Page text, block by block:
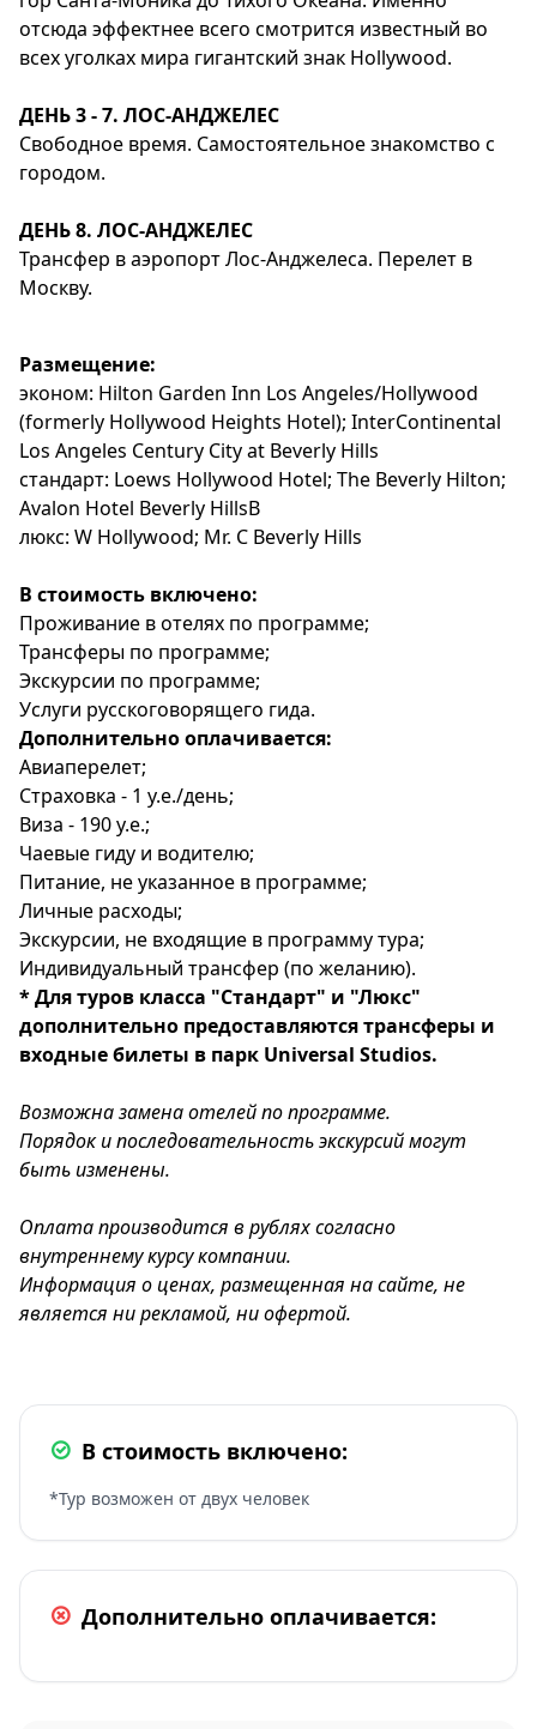
отсюда эффектнее всего смотрится известный во
всех уголках мира гигантский знак Hollywood.
ДЕНЬ 3 - 7. ЛОС-АНДЖЕЛЕС
Свободное время. Самостоятельное знакомство с
городом.
ДЕНЬ 8. ЛОС-АНДЖЕЛЕС
Трансфер в аэропорт Лос-Анджелеса. Перелет в
Москву.
Размещение:
эконом: Hilton Garden Inn Los Angeles/Hollywood
(formerly Hollywood Heights Hotel); InterContinental
Los Angeles Century City at Beverly Hills
стандарт: Loews Hollywood Hotel; The Beverly Hilton;
Avalon Hotel Beverly HillsВ
люкс: W Hollywood; Mr. C Beverly Hills
В стоимость включено:
Проживание в отелях по программе;
Трансферы по программе;
Экскурсии по программе;
Услуги русскоговорящего гида.
Дополнительно оплачивается:
Авиаперелет;
Страховка - 1 у.е./день;
Виза - 190 у.е.;
Чаевые гиду и водителю;
Питание, не указанное в программе;
Личные расходы;
Экскурсии, не входящие в программу тура;
Индивидуальный трансфер (по желанию).
* Для туров класса "Стандарт" и "Люкс"
дополнительно предоставляются трансферы и
входные билеты в парк Universal Studios.
Возможна замена отелей по программе.
Порядок и последовательность экскурсий могут
быть изменены.
Оплата производится в рублях согласно
внутреннему курсу компании.
Информация о ценах, размещенная на сайте, не
является ни рекламой, ни офертой.
В стоимость включено:
*Тур возможен от двух человек
Дополнительно оплачивается: